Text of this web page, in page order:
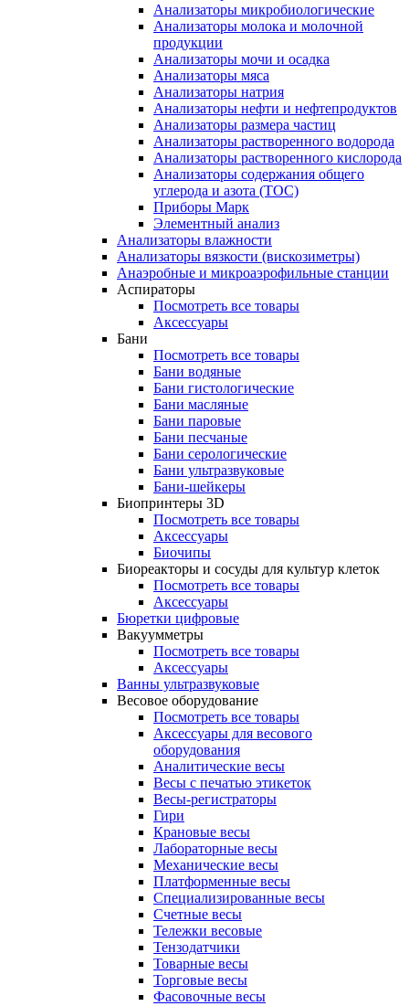
Анализаторы микробиологические
Анализаторы молока и молочной
продукции
Анализаторы мочи и осадка
Анализаторы мяса
Анализаторы натрия
Анализаторы нефти и нефтепродуктов
Анализаторы размера частиц
Анализаторы растворенного водорода
Анализаторы растворенного кислорода
Анализаторы содержания общего
углерода и азота (ТОС)
Приборы Марк
Элементный анализ
Анализаторы влажности
Анализаторы вязкости (вискозиметры)
Анаэробные и микроаэрофильные станции
Аспираторы
Посмотреть все товары
Аксессуары
Бани
Посмотреть все товары
Бани водяные
Бани гистологические
Бани масляные
Бани паровые
Бани песчаные
Бани серологические
Бани ультразвуковые
Бани-шейкеры
Биопринтеры 3D
Посмотреть все товары
Аксессуары
Биочипы
Биореакторы и сосуды для культур клеток
Посмотреть все товары
Аксессуары
Бюретки цифровые
Вакуумметры
Посмотреть все товары
Аксессуары
Ванны ультразвуковые
Весовое оборудование
Посмотреть все товары
Аксессуары для весового
оборудования
Аналитические весы
Весы с печатью этикеток
Весы-регистраторы
Гири
Крановые весы
Лабораторные весы
Механические весы
Платформенные весы
Специализированные весы
Счетные весы
Тележки весовые
Тензодатчики
Товарные весы
Торговые весы
Фасовочные весы